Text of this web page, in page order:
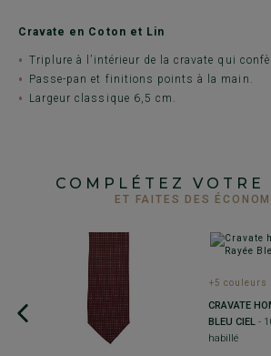
Cravate en Coton et Lin
Triplure à l’intérieur de la cravate qui
Passe-pan et finitions points à la main.
Largeur classique 6,5 cm.
COMPLÉTEZ VOTRE
ET FAITES DES
+5 couleurs
CRAVATE
BLEU CIEL -
habillé